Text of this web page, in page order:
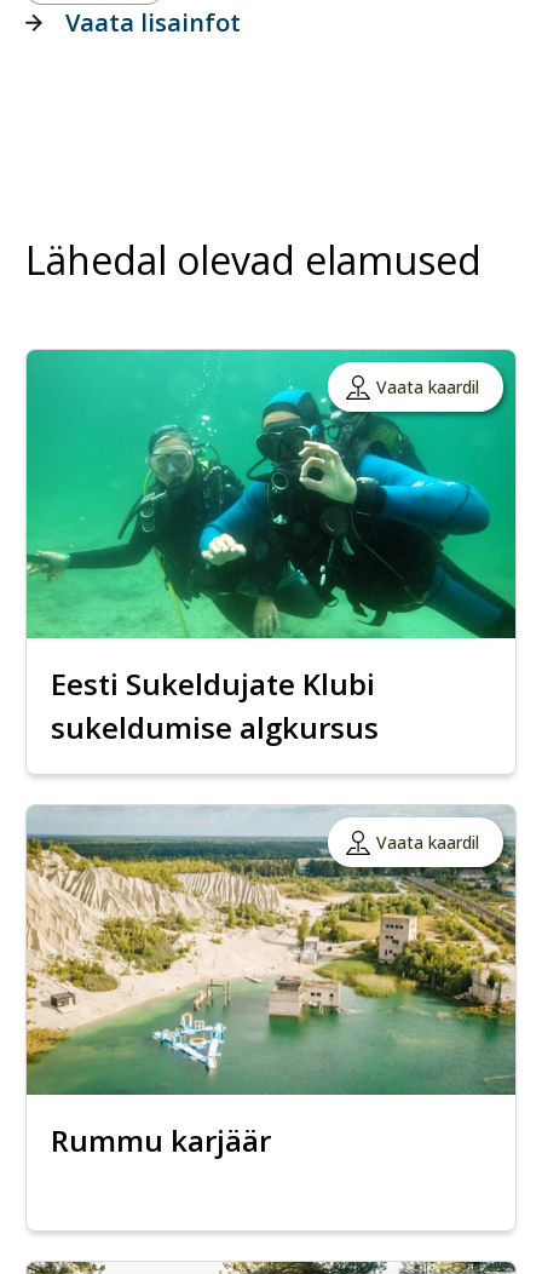
Vaata lisainfot
Lähedal olevad elamused
Vaata kaardil
Eesti Sukeldujate Klubi
sukeldumise algkursus
Vaata kaardil
Rummu karjäär